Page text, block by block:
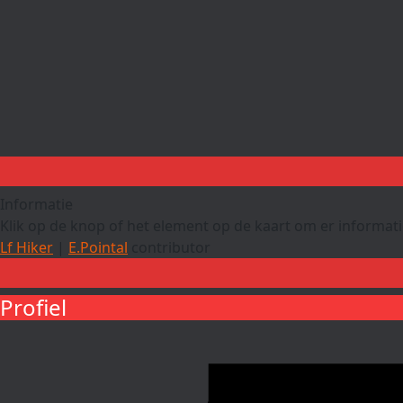
Lf Hiker
E.Pointal
Profiel